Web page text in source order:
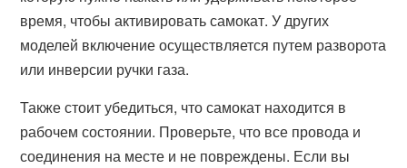
время, чтобы активировать самокат. У других
моделей включение осуществляется путем разворота
или инверсии ручки газа.
Также стоит убедиться, что самокат находится в
рабочем состоянии. Проверьте, что все провода и
соединения на месте и не повреждены. Если вы